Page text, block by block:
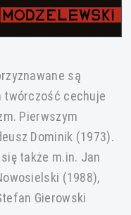
są
twórczość cechuje
Pierwszym
Dominik (1973).
także m.in. Jan
(1988),
Gierowski